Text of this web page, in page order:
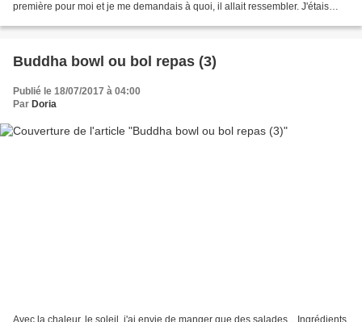
première pour moi et je me demandais à quoi, il allait ressembler. J'étais
Buddha bowl ou bol repas (3)
Publié le 18/07/2017 à 04:00
Par Doria